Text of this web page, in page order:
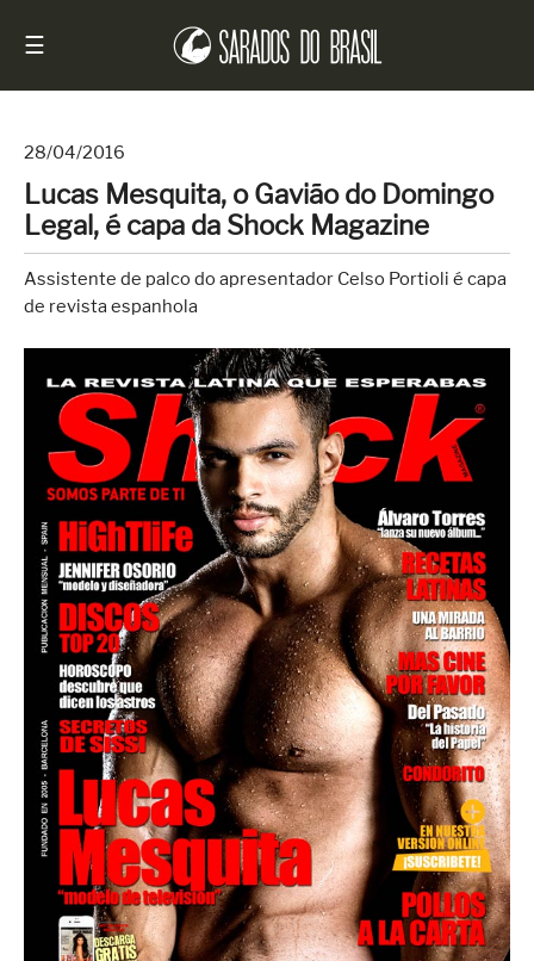
☰
Início
Notícias
Sarados
do
Entrevistas
Antes
e
Depois
Superação
Fisiculturismo
Anabolizantes
Suplementação
Alimentação
Treino
Saúde
Ensaios
Concursos
Moda
28/04/2016
Lucas Mesquita, o Gavião do Domingo
Legal, é capa da Shock Magazine
Assistente de palco do apresentador Celso Portioli é capa
de revista espanhola